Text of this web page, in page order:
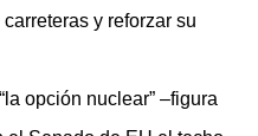
y reforzar su
opción nuclear” –figura